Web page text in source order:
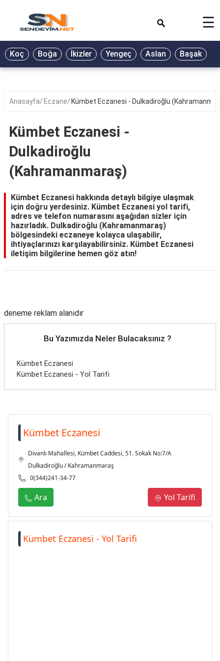
BİYOGRAFİ
GALERİ
ŞİİR
RÜYA
TABİRLERİ
SÖZLERİ
YEMEK
TARİFLERİ
HİKAYELER
Bize
☰
Koç Boğa İkizler Yengeç Aslan Başak
Anasayfa Eczane Kümbet Eczanesi - Dulkadiroğlu
Kümbet Eczanesi -
Dulkadiroğlu
(Kahramanmaraş)
Kümbet Eczanesi hakkında detaylı bilgiye ulaşmak
için doğru yerdesiniz. Kümbet Eczanesi yol tarifi,
adres ve telefon numarasını aşağıdan sizler için
hazırladık. Dulkadiroğlu (Kahramanmaraş)
bölgesindeki eczaneye kolayca ulaşabilir,
ihtiyaçlarınızı karşılayabilirsiniz. Kümbet Eczanesi
iletişim bilgilerine hemen göz atın!
deneme reklam alanıdır
Bu Yazımızda Neler Bulacaksınız ?
Kümbet Eczanesi
Kümbet Eczanesi - Yol Tarifi
Kümbet Eczanesi
Divanlı Mahallesi, Kümbet Caddesi, 51. Sokak No:7/A
Dulkadiroğlu / Kahramanmaraş
0(344)241-34-77
Ara Yol Tarifi
Kümbet Eczanesi - Yol Tarifi